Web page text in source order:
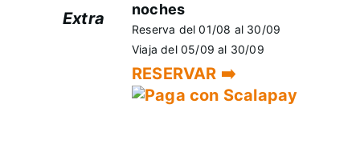
Extra
noches
Reserva del 01/08 al 30/09
Viaja del 05/09 al 30/09
RESERVAR ➡️